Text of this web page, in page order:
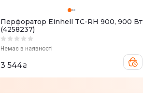
Перфоратор Einhell TC-RH 900, 900 Вт
(4258237)
Немає в наявності
3 544₴